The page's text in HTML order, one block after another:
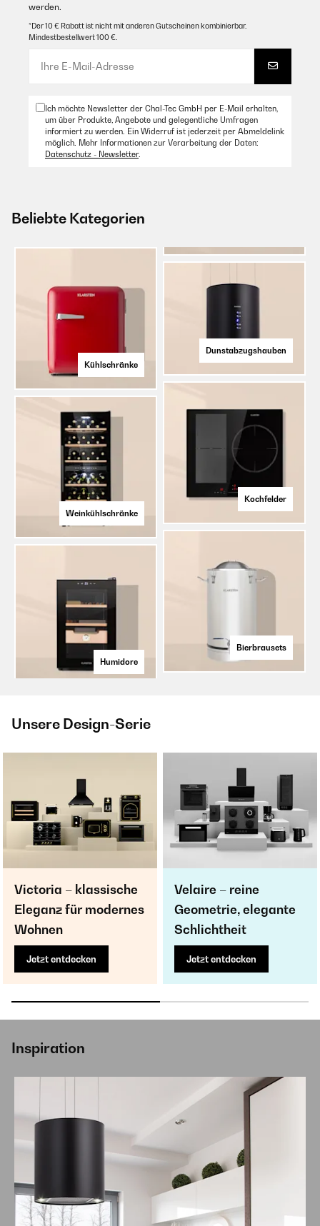
werden.
*Der 10 € Rabatt ist nicht mit anderen Gutscheinen kombinierbar.
Mindestbestellwert 100 €.
Ich möchte Newsletter der Chal-Tec GmbH per E-Mail erhalten,
um über Produkte, Angebote und gelegentliche Umfragen
informiert zu werden. Ein Widerruf ist jederzeit per Abmeldelink
möglich. Mehr Informationen zur Verarbeitung der Daten:
Datenschutz - Newsletter.
Beliebte Kategorien
Kühlschränke
Weinkühlschränke
Humidore
Dunstabzugshauben
Kochfelder
Bierbrausets
Unsere Design-Serie
Victoria – klassische
Eleganz für modernes
Wohnen
Jetzt entdecken
Velaire – reine
Geometrie, elegante
Schlichtheit
Jetzt entdecken
Inspiration